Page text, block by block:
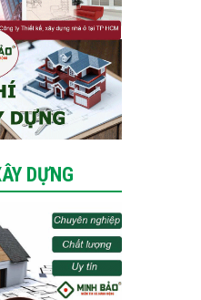
DỰNG